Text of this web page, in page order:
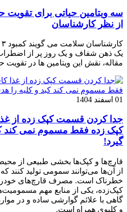
سه ویتامین حیاتی برای تقویت
از نظر کارشناسان
یک ذهن شفاف و یک روز پر از
مقاله، نقش این ویتامین ها در تقویت
01 اسفند 1404
جدا کردن قسمت کپک زده از
کپک زده فقط مسموم نمی کند
گیرد!
قارچ‌ها و کپک‌ها بخشی طبیعی از
از آن‌ها می‌توانند سمومی تولید کنند
خطرناک است. مصرف قارچ‌های خودرو
کپک‌زده، یکی از منابع مهم
گاهی با علائم گوارشی ساده و در
و کلیوی همراه است.